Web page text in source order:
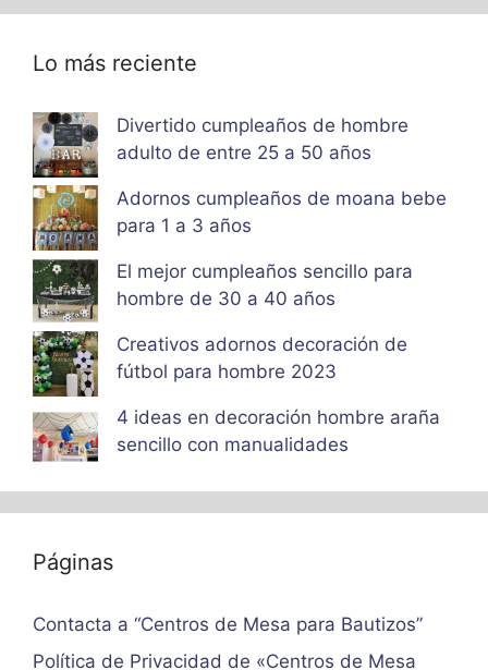
Lo más reciente
Divertido cumpleaños de hombre
adulto de entre 25 a 50 años
Adornos cumpleaños de moana bebe
para 1 a 3 años
El mejor cumpleaños sencillo para
hombre de 30 a 40 años
Creativos adornos decoración de
fútbol para hombre 2023
4 ideas en decoración hombre araña
sencillo con manualidades
Páginas
Contacta a “Centros de Mesa para Bautizos”
Política de Privacidad de «Centros de Mesa